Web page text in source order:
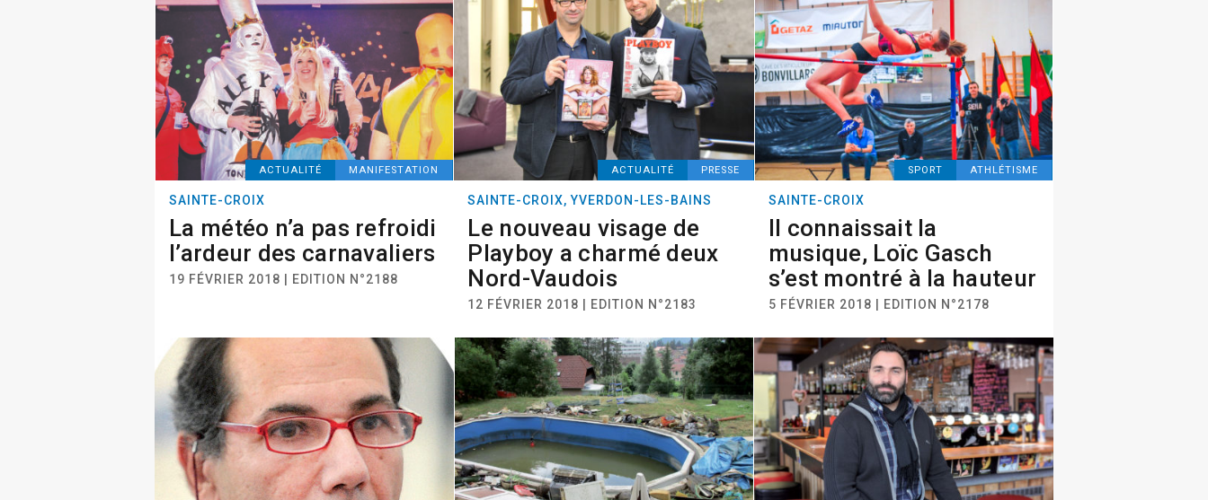
ACTUALITÉ MANIFESTATION
SAINTE-CROIX
La météo n’a pas refroidi
l’ardeur des carnavaliers
19 FÉVRIER 2018 | EDITION N°2188
ACTUALITÉ PRESSE
SAINTE-CROIX, YVERDON-LES-BAINS
Le nouveau visage de
Playboy a charmé deux
Nord-Vaudois
12 FÉVRIER 2018 | EDITION N°2183
SPORT ATHLÉTISME
SAINTE-CROIX
Il connaissait la
musique, Loïc Gasch
s’est montré à la hauteur
5 FÉVRIER 2018 | EDITION N°2178